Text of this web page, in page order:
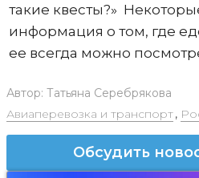
такие квесты?»
информация о том, где
ее всегда можно
Автор: Татьяна Серебрякова
Авиаперевозка и транспорт,
Обсудить